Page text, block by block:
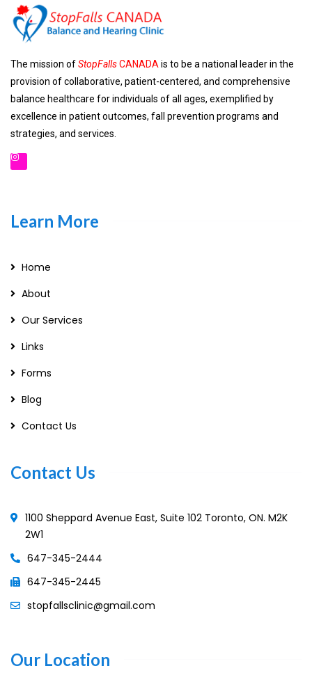
The mission ofStopFallsCANADA is to be a national leader in the
provision of collaborative, patient-centered, and comprehensive
balance healthcare for individuals of all ages, exemplified by
excellence in patient outcomes, fall prevention programs and
strategies, and services.
Learn More
Home
About
Our Services
Links
Forms
Blog
Contact Us
Contact Us
1100 Sheppard Avenue East, Suite 102 Toronto, ON. M2K
2W1
647-345-2444
647-345-2445
stopfallsclinic@gmail.com
Our Location